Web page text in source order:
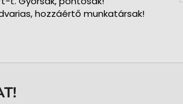
hozzáértő munkatársak!